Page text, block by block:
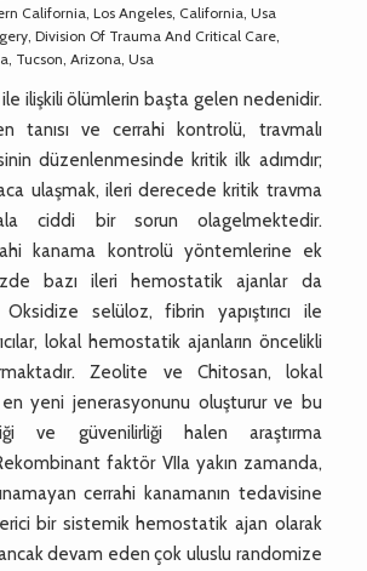
California, Los Angeles, California, Usa
Division Of Trauma And Critical Care,
Tucson, Arizona, Usa
ilişkili ölümlerin başta gelen nedenidir.
tanısı ve cerrahi kontrolü, travmalı
düzenlenmesinde kritik ilk adımdır;
ulaşmak, ileri derecede kritik travma
ciddi bir sorun olagelmektedir.
kanama kontrolü yöntemlerine ek
bazı ileri hemostatik ajanlar da
Oksidize selüloz, fibrin yapıştırıcı ile
lokal hemostatik ajanların öncelikli
Zeolite ve Chitosan, lokal
yeni jenerasyonunu oluşturur ve bu
ve güvenilirliği halen araştırma
faktör VIIa yakın zamanda,
cerrahi kanamanın tedavisine
bir sistemik hemostatik ajan olarak
ancak devam eden çok uluslu randomize